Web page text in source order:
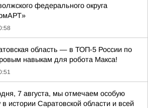
федерального округа
область — в ТОП-5 России по
навыкам для робота Макса!
7 августа, мы отмечаем особую
в истории Саратовской области и всей